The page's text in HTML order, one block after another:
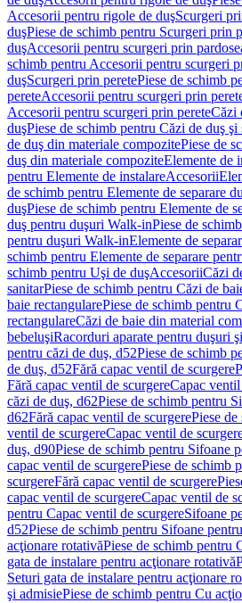
Accesorii pentru rigole de duşScurgeri
duşPiese de schimb pentru Scurgeri prin
duşAccesorii pentru scurgeri prin
schimb pentru Accesorii pentru scurgeri
duşScurgeri prin peretePiese de schimb
pereteAccesorii pentru scurgeri prin
Accesorii pentru scurgeri prin pereteCăzi
duşPiese de schimb pentru Căzi de duş şi
de duş din materiale compozitePiese de
duş din materiale compoziteElemente de
pentru Elemente de instalareAccesorii
de schimb pentru Elemente de separare
duşPiese de schimb pentru Elemente de
duş pentru duşuri Walk-inPiese de
pentru duşuri Walk-inElemente de
schimb pentru Elemente de separare
schimb pentru Uşi de duşAccesoriiCăzi
sanitarPiese de schimb pentru Căzi de
baie rectangularePiese de schimb pentru
rectangulareCăzi de baie din material
bebeluşiRacorduri aparate pentru duşuri
pentru căzi de duş, d52Piese de schimb
de duş, d52Fără capac ventil de scurgere
Fără capac ventil de scurgereCapac
căzi de duş, d62Piese de schimb pentru
d62Fără capac ventil de scurgerePiese
ventil de scurgereCapac ventil de
duş, d90Piese de schimb pentru Sifoane
capac ventil de scurgerePiese de schimb
scurgereFără capac ventil de scurgere
capac ventil de scurgereCapac ventil de
pentru Capac ventil de scurgereSifoane
d52Piese de schimb pentru Sifoane
acţionare rotativăPiese de schimb pentru
gata de instalare pentru acţionare rotativă
Seturi gata de instalare pentru acţionare
şi admisiePiese de schimb pentru Cu